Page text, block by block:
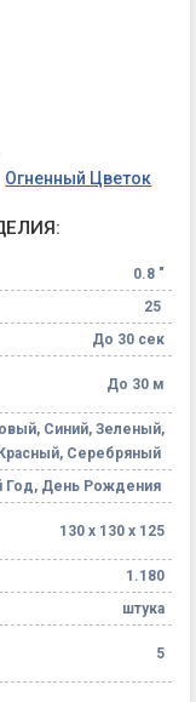
Огненный Цветок
0.8 "
25
До 30 сек
До 30 м
Синий, Зеленый,
Красный, Серебряный
Год, День Рождения
130 х 130 х 125
1.180
штука
5